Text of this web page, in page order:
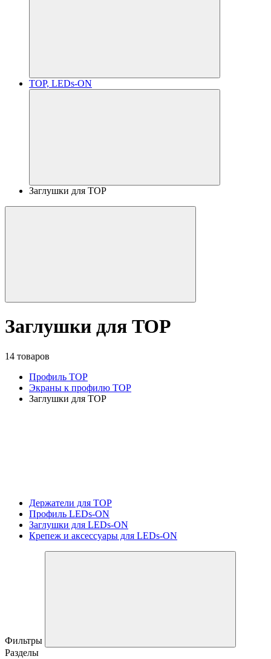
TOP, LEDs-ON
Заглушки для TOP
Заглушки для TOP
14 товаров
Профиль TOP
Экраны к профилю TOP
Заглушки для TOP
Держатели для TOP
Профиль LEDs-ON
Заглушки для LEDs-ON
Крепеж и аксессуары для LEDs-ON
Фильтры
Разделы